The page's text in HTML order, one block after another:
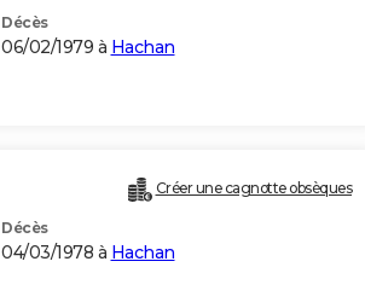
Décès
06/02/1979 à Hachan
Créer une cagnotte obsèques
Décès
04/03/1978 à Hachan